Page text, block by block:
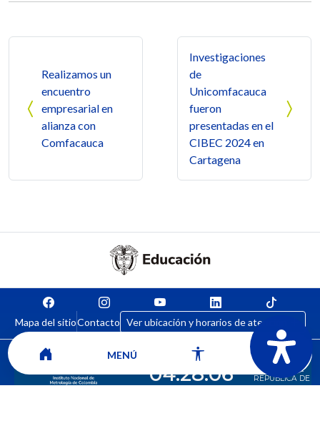
Realizamos un
encuentro
empresarial en
alianza con
Comfacauca
Investigaciones
de
Unicomfacauca
fueron
presentadas en el
CIBEC 2024 en
Cartagena
Mapa del sitioContacto Ver ubicación y horarios de atención
MENÚ